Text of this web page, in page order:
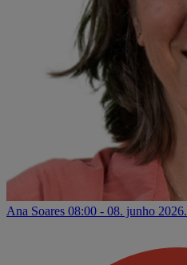
Ana Soares 08:00 - 08. junho 2026.